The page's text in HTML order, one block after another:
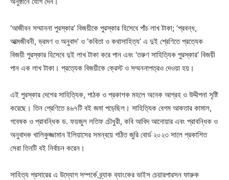
‘আজীবন সম্মাননা পুরস্কার’ বিজয়ীকে পুরস্কার হিসেবে পাঁচ লাখ টাকা; ‘প্রবন্ধ,
আত্মজীবনী, ভ্রমণ ও অনুবাদ’ ও ‘কবিতা ও কথাসাহিত্য’ এ দুই শ্রেণিতে প্রত্যেক
বিজয়ী পুরস্কার হিসেবে দুই লাখ টাকা করে পান এবং ‘তরুণ সাহিত্যিক পুরস্কার’ বিজয়ী
পান এক লাখ টাকা। প্রত্যেক বিজয়ীকে ক্রেস্ট ও সম্মননাপত্রও দেওয়া হয়।
এই পুরস্কার দেশের সাহিত্যিক, পাঠক ও প্রকাশক মহলে অনেক আগ্রহ ও উদ্দীপনা সৃষ্টি
করেছে। তিন শ্রেণিতে ৪৬৭টি বই জমা পড়েছিল। সাহিত্যিক বেগম আকতার কামাল,
গবেষক ও প্রাবন্ধিক ড. ফয়জুল লতিফ চৌধুরী, কবি আবিদ আনোয়ার এবং প্রাবন্ধিক ও
অনুবাদক খালিকুজ্জামান ইলিয়াসের সমন্বয়ে গঠিত জুরি বোর্ড ২০২৩ সালে প্রকাশিত
সেরা তিনটি বই নির্বাচন করেন।
সাহিত্য প্রসারের এ উদ্যোগ সম্পর্কে ব্র্যাক ব্যাংকের ভাইস চেয়ারপারসন ফারুক